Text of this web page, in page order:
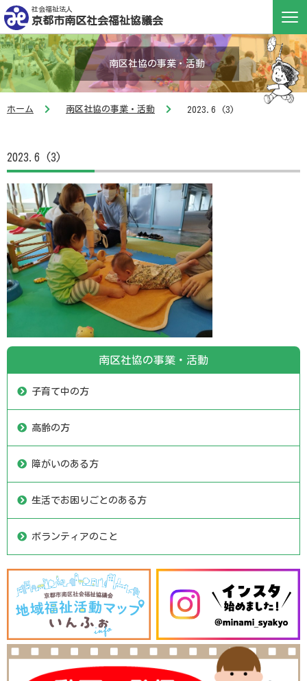
社会福祉法人
京都市南区社会福祉協議会
南区社協の事業・活動
ホーム 南区社協の事業・活動 2023.6 (3)
2023.6 (3)
南区社協の事業・活動
子育て中の方
高齢の方
障がいのある方
生活でお困りごとのある方
ボランティアのこと